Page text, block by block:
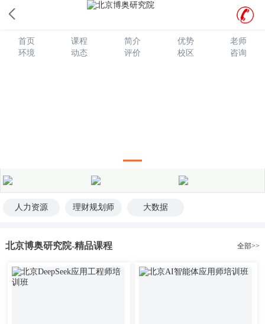
北京博奥智能研究院专注数字化组织与人才赋能，隶属于博奥新世
纪，致力于企业数智化学习领域的研究与服务。
首页 课程 简介 优势
老师
环境
动态 评价 校区 咨询
人力资源 理财规划师 大数据
北京博奥研究院-精品课程 全部>>